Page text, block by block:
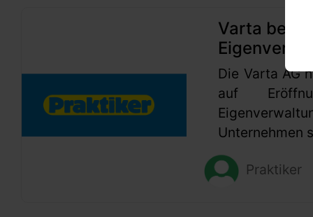
Varta
Die Varta AG
auf
Unternehmen
Praktiker